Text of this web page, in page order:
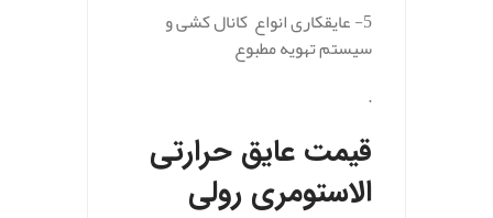
5- عایقکاری انواع کانال کشی و
سیستم تهویه مطبوع
.
قیمت عایق حرارتی
الاستومری رولی